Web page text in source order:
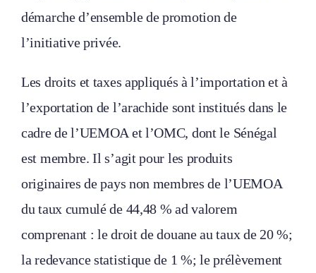
démarche d’ensemble de promotion de
l’initiative privée.
Les droits et taxes appliqués à l’importation et à
l’exportation de l’arachide sont institués dans le
cadre de l’UEMOA et l’OMC, dont le Sénégal
est membre. Il s’agit pour les produits
originaires de pays non membres de l’UEMOA
du taux cumulé de 44,48 % ad valorem
comprenant : le droit de douane au taux de 20 %;
la redevance statistique de 1 %; le prélèvement